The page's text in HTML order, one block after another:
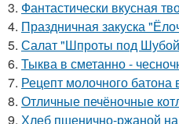
3. Фантастически вкусная
4. Праздничная закуска
5. Салат "Шпроты под
6. Тыква в сметанно -
7. Рецепт молочного
8. Отличные печёночные
9. Хлеб пшенично-ржаной на